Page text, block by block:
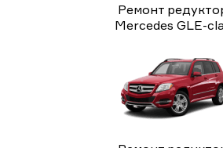
Ремонт
Mercedes GLE-